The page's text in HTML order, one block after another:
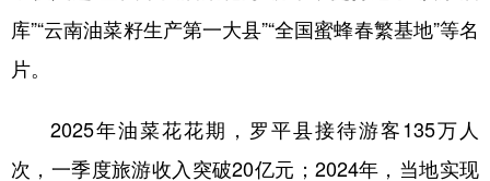
English Español Français عربى
Deutsch Português
库”“云南油菜籽生产第一大县”“全国蜜蜂春繁基地”等名
片。
2025年油菜花花期，罗平县接待游客135万人
次，一季度旅游收入突破20亿元；2024年，当地实现